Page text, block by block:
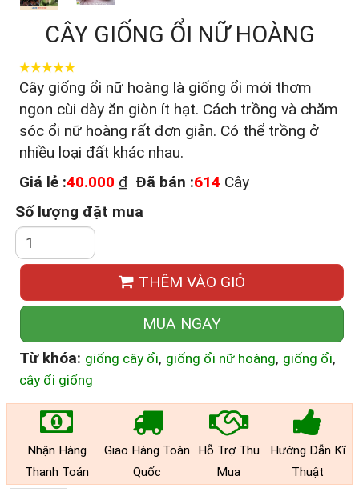
CÂY GIỐNG ỔI NỮ HOÀNG
Cây giống ổi nữ hoàng là giống ổi mới thơm
ngon cùi dày ăn giòn ít hạt. Cách trồng và chăm
sóc ổi nữ hoàng rất đơn giản. Có thể trồng ở
nhiều loại đất khác nhau.
Giá lẻ :40.000 ₫ Đã bán :614 Cây
Số lượng đặt mua
THÊM VÀO GIỎ
MUA NGAY
Từ khóa: giống cây ổi, giống ổi nữ hoàng, giống ổi,
cây ổi giống
Nhận Hàng
Thanh Toán
Giao Hàng Toàn
Quốc
Hỗ Trợ Thu
Mua
Hướng Dẫn Kĩ
Thuật